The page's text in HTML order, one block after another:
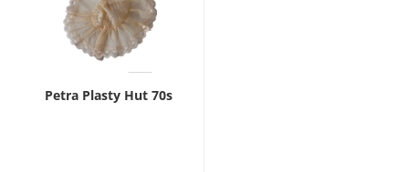
Petra Plasty Hut 70s